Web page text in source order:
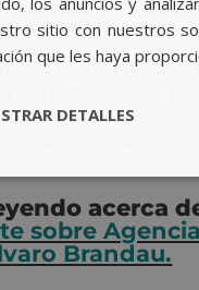
ser PYMES y
los anunciantes.
un perfil de agencia
que se necesita
a lo local.
acerca
sobre
Brandau.
sitio con nuestros
que les haya
DETALLES